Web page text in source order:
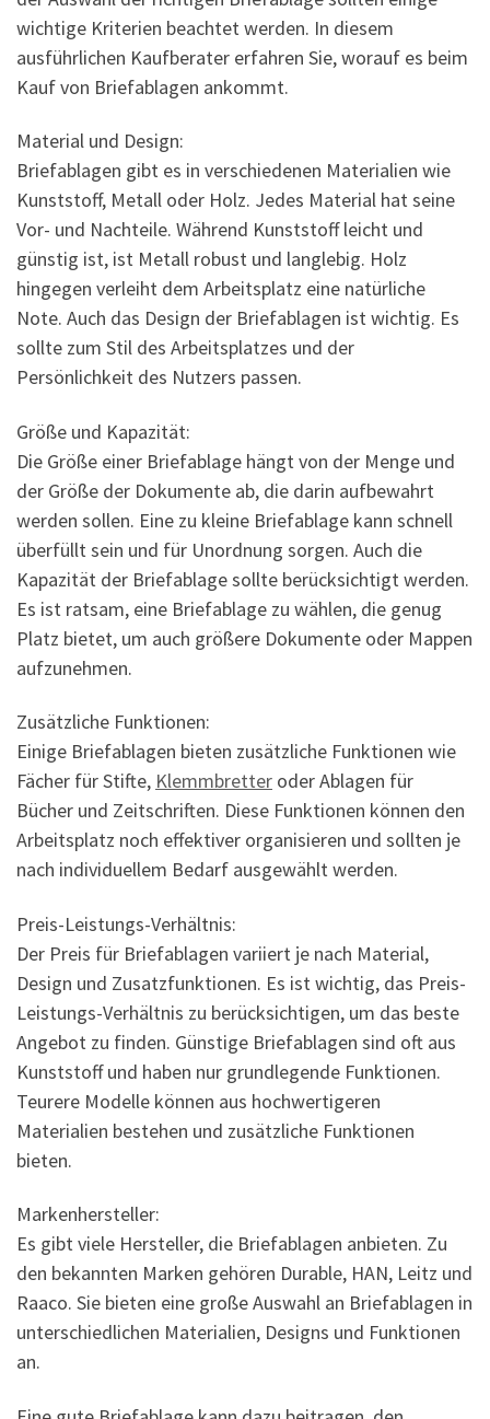
wichtige Kriterien beachtet werden. In diesem
ausführlichen Kaufberater erfahren Sie, worauf es beim
Kauf von Briefablagen ankommt.
Material und Design:
Briefablagen gibt es in verschiedenen Materialien wie
Kunststoff, Metall oder Holz. Jedes Material hat seine
Vor- und Nachteile. Während Kunststoff leicht und
günstig ist, ist Metall robust und langlebig. Holz
hingegen verleiht dem Arbeitsplatz eine natürliche
Note. Auch das Design der Briefablagen ist wichtig. Es
sollte zum Stil des Arbeitsplatzes und der
Persönlichkeit des Nutzers passen.
Größe und Kapazität:
Die Größe einer Briefablage hängt von der Menge und
der Größe der Dokumente ab, die darin aufbewahrt
werden sollen. Eine zu kleine Briefablage kann schnell
überfüllt sein und für Unordnung sorgen. Auch die
Kapazität der Briefablage sollte berücksichtigt werden.
Es ist ratsam, eine Briefablage zu wählen, die genug
Platz bietet, um auch größere Dokumente oder Mappen
aufzunehmen.
Zusätzliche Funktionen:
Einige Briefablagen bieten zusätzliche Funktionen wie
Fächer für Stifte, Klemmbretter oder Ablagen für
Bücher und Zeitschriften. Diese Funktionen können den
Arbeitsplatz noch effektiver organisieren und sollten je
nach individuellem Bedarf ausgewählt werden.
Preis-Leistungs-Verhältnis:
Der Preis für Briefablagen variiert je nach Material,
Design und Zusatzfunktionen. Es ist wichtig, das Preis-
Leistungs-Verhältnis zu berücksichtigen, um das beste
Angebot zu finden. Günstige Briefablagen sind oft aus
Kunststoff und haben nur grundlegende Funktionen.
Teurere Modelle können aus hochwertigeren
Materialien bestehen und zusätzliche Funktionen
bieten.
Markenhersteller:
Es gibt viele Hersteller, die Briefablagen anbieten. Zu
den bekannten Marken gehören Durable, HAN, Leitz und
Raaco. Sie bieten eine große Auswahl an Briefablagen in
unterschiedlichen Materialien, Designs und Funktionen
an.